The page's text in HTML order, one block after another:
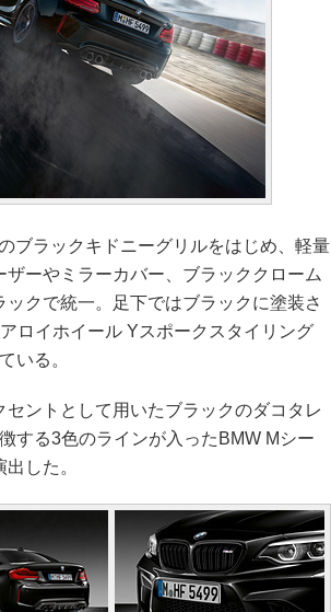
ブラックキドニーグリルをはじめ、軽量
ーやミラーカバー、ブラッククローム
クで統一。足下ではブラックに塗装さ
ロイホイール Yスポークスタイリング
いる。
ントとして用いたブラックのダコタレ
する3色のラインが入ったBMW Mシー
した。